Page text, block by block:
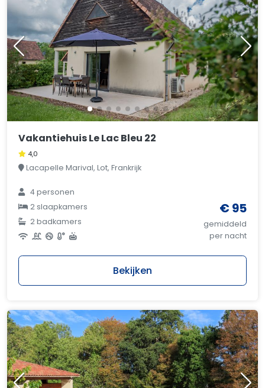
Vakantiehuis Le Lac Bleu 22
4,0
Lacapelle Marival, Lot, Frankrijk
4 personen
2 slaapkamers
2 badkamers
€ 95
gemiddeld
per nacht
Bekijken